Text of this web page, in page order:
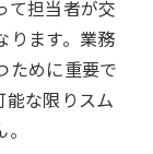
て担当者が交
ります。業務
ために重要で
能な限りスム